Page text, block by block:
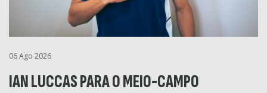
06 Ago 2026
IAN LUCCAS PARA O MEIO-CAMPO